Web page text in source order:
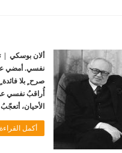
ألان بوسكي |
نفسي. أمضي
صرح ٍ بلا
أُراقبُ نفسي
الأحيان،
أكمل